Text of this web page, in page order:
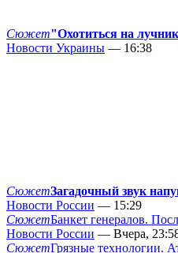
Сюжет"Охотиться на
Новости Украины — 16:38
СюжетЗагадочный звук
Новости России — 15:29
СюжетБанкет генералов.
Новости России — Вчера,
СюжетГрязные технологии.